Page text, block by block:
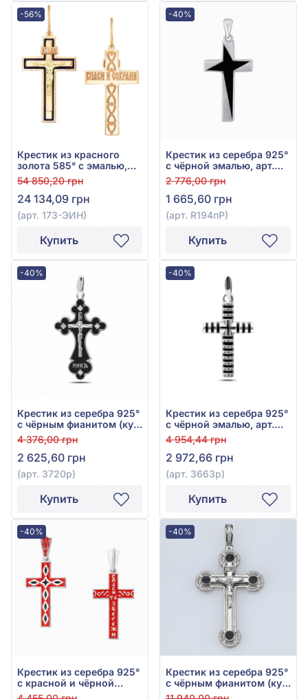
-56%
Крестик из красного
золота 585° с эмалью,
арт. 173-ЭИН
54 850,20 грн
24 134,09 грн
(арт. 173-ЭИН)
Купить
-40%
Крестик из серебра 925°
с чёрной эмалью, арт.
R194пР
2 776,00 грн
1 665,60 грн
(арт. R194пР)
Купить
-40%
Крестик из серебра 925°
с чёрным фианитом (куб.
цирконий) и эмалью,
арт. 3720р
4 376,00 грн
2 625,60 грн
(арт. 3720р)
Купить
-40%
Крестик из серебра 925°
с чёрной эмалью, арт.
3663р
4 954,44 грн
2 972,66 грн
(арт. 3663р)
Купить
-40%
Крестик из серебра 925°
с красной и чёрной
эмалью, арт. A243пР
-40%
Крестик из серебра 925°
с чёрным фианитом (куб.
цирконий) и эмалью,